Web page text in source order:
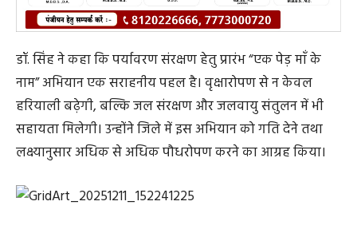
डॉ. सिंह ने कहा कि पर्यावरण संरक्षण हेतु प्रारंभ “एक पेड़ माँ के
नाम” अभियान एक सराहनीय पहल है। वृक्षारोपण से न केवल
हरियाली बढ़ेगी, बल्कि जल संरक्षण और जलवायु संतुलन में भी
सहायता मिलेगी। उन्होंने जिले में इस अभियान को गति देने तथा
लक्ष्यानुसार अधिक से अधिक पौधरोपण करने का आग्रह किया।